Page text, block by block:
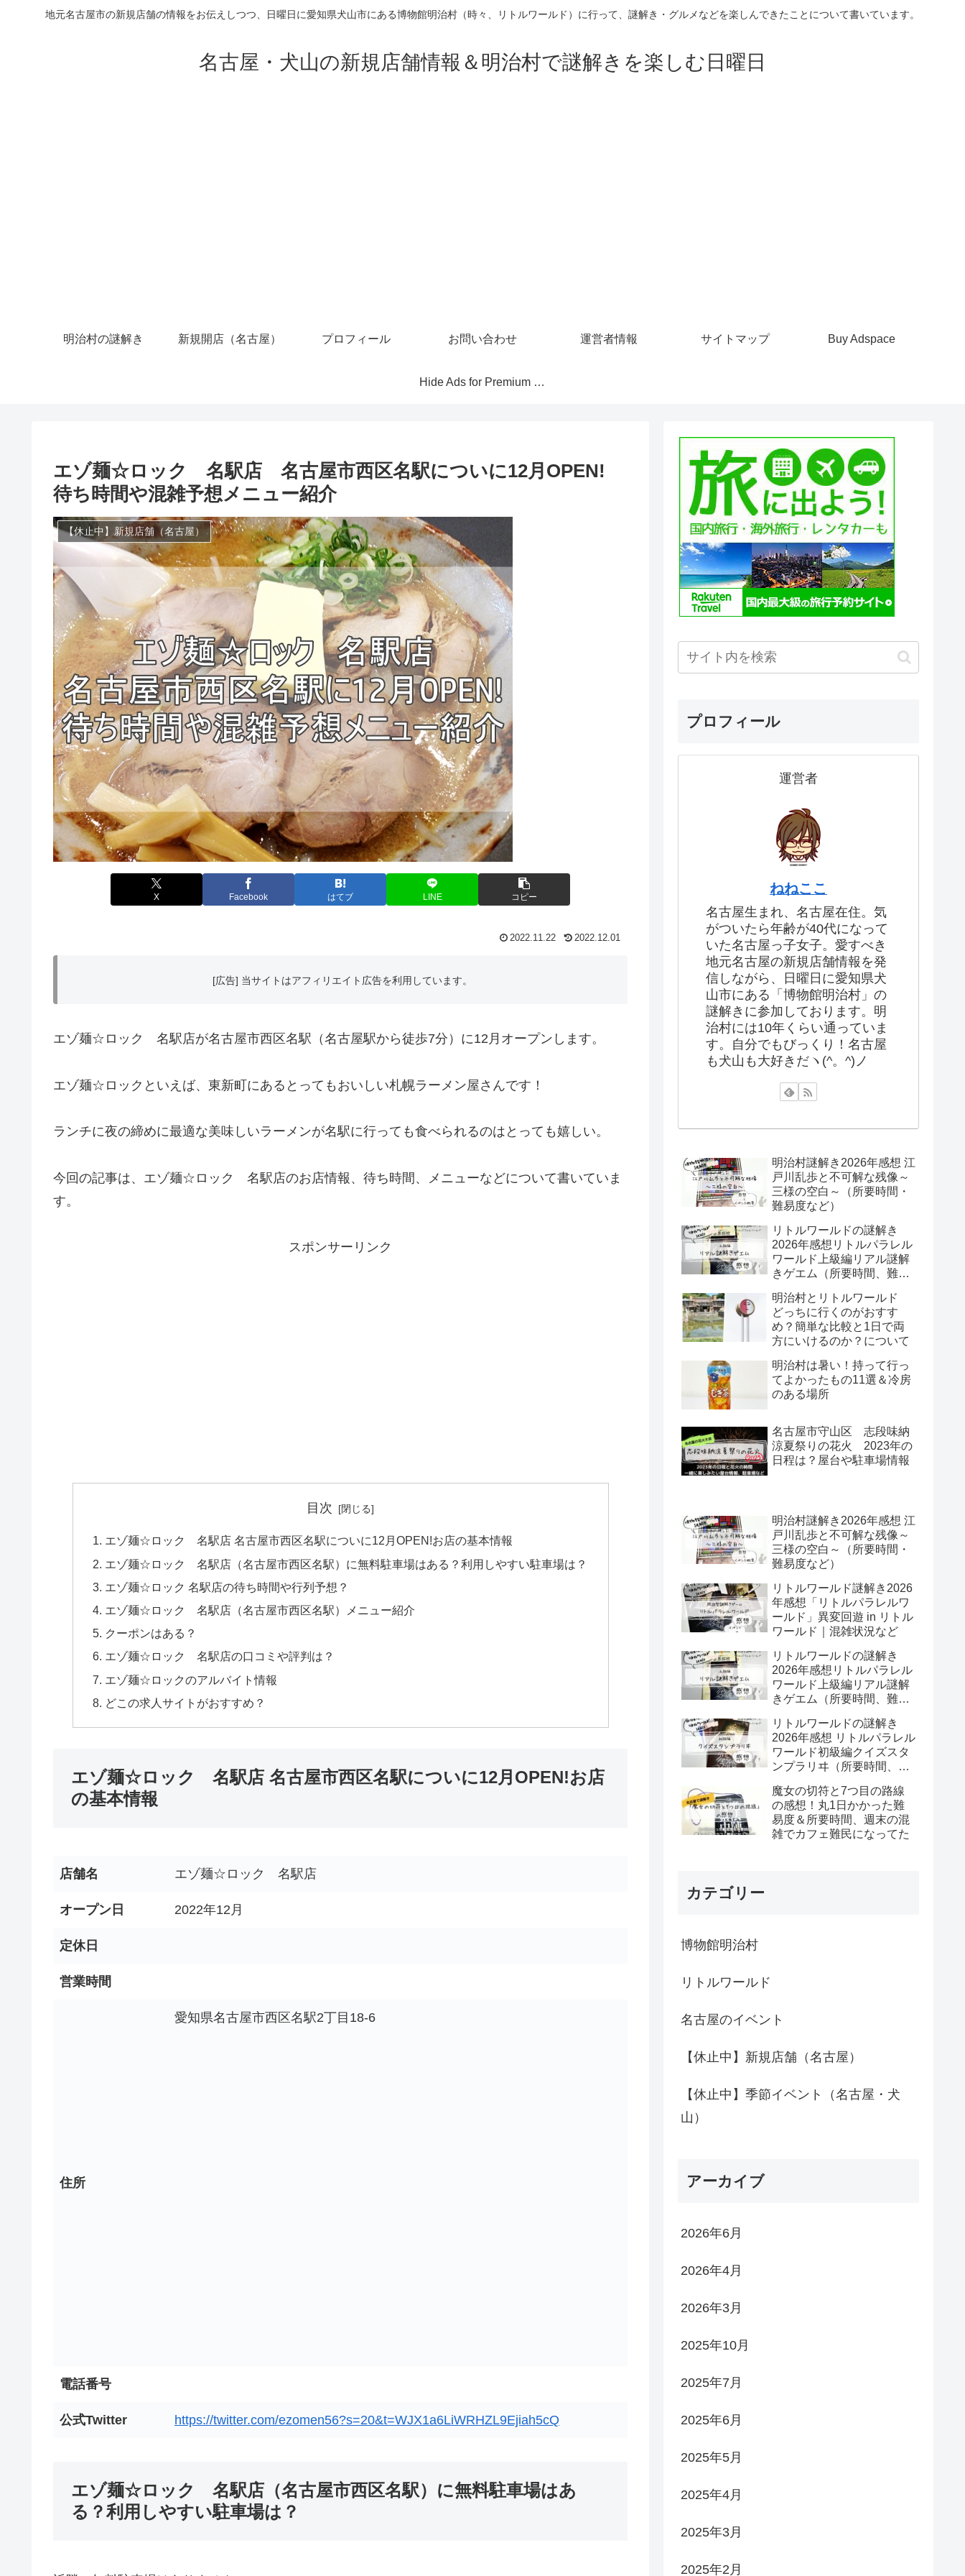
地元名古屋市の新規店舗の情報をお伝えしつつ、日曜日に愛知県犬山市にある博物館明治村（時々、リトルワールド）に行って、謎解き・グルメなどを楽しんできたことについて書いています。
名古屋・犬山の新規店舗情報＆明治村で謎解きを楽しむ日曜日
明治村の謎解き 新規開店（名古屋） プロフィール お問い合わせ 運営者情報 サイトマップ Buy Adspace
Hide Ads for Premium Members
エゾ麺☆ロック 名駅店 名古屋市西区名駅についに12月OPEN!
待ち時間や混雑予想メニュー紹介
【休止中】新規店舗（名古屋）
X Facebook はてブ LINE コピー
2022.11.22 2022.12.01
[広告] 当サイトはアフィリエイト広告を利用しています。
エゾ麺☆ロック 名駅店が名古屋市西区名駅（名古屋駅から徒歩7分）に12月オープンします。
エゾ麺☆ロックといえば、東新町にあるとってもおいしい札幌ラーメン屋さんです！
ランチに夜の締めに最適な美味しいラーメンが名駅に行っても食べられるのはとっても嬉しい。
今回の記事は、エゾ麺☆ロック 名駅店のお店情報、待ち時間、メニューなどについて書いていま
す。
スポンサーリンク
目次
エゾ麺☆ロック 名駅店 名古屋市西区名駅についに12月OPEN!お店の基本情報
エゾ麺☆ロック 名駅店（名古屋市西区名駅）に無料駐車場はある？利用しやすい駐車場は？
エゾ麺☆ロック 名駅店の待ち時間や行列予想？
エゾ麺☆ロック 名駅店（名古屋市西区名駅）メニュー紹介
クーポンはある？
エゾ麺☆ロック 名駅店の口コミや評判は？
エゾ麺☆ロックのアルバイト情報
どこの求人サイトがおすすめ？
エゾ麺☆ロック 名駅店 名古屋市西区名駅についに12月OPEN!お店
の基本情報
店舗名 エゾ麺☆ロック 名駅店
オープン日 2022年12月
定休日
営業時間
住所
愛知県名古屋市西区名駅2丁目18-6
電話番号
公式Twitter https://twitter.com/ezomen56?s=20&t=WJX1a6LiWRHZL9Ejiah5cQ
エゾ麺☆ロック 名駅店（名古屋市西区名駅）に無料駐車場はあ
る？利用しやすい駐車場は？
プロフィール
運営者
ねねここ
名古屋生まれ、名古屋在住。気
がついたら年齢が40代になって
いた名古屋っ子女子。愛すべき
地元名古屋の新規店舗情報を発
信しながら、日曜日に愛知県犬
山市にある「博物館明治村」の
謎解きに参加しております。明
治村には10年くらい通っていま
す。自分でもびっくり！名古屋
も犬山も大好きだヽ(^。^)ノ
明治村謎解き2026年感想 江
戸川乱歩と不可解な残像～
三様の空白～（所要時間・
難易度など）
リトルワールドの謎解き
2026年感想リトルパラレル
ワールド上級編リアル謎解
きゲエム（所要時間、難易
明治村とリトルワールド
どっちに行くのがおすす
め？簡単な比較と1日で両
方にいけるのか？について
明治村は暑い！持って行っ
てよかったもの11選＆冷房
のある場所
名古屋市守山区 志段味納
涼夏祭りの花火 2023年の
日程は？屋台や駐車場情報
明治村謎解き2026年感想 江
戸川乱歩と不可解な残像～
三様の空白～（所要時間・
難易度など）
リトルワールド謎解き2026
年感想「リトルパラレルワ
ールド」異変回遊 in リトル
ワールド｜混雑状況など
リトルワールドの謎解き
2026年感想リトルパラレル
ワールド上級編リアル謎解
きゲエム（所要時間、難易
リトルワールドの謎解き
2026年感想 リトルパラレル
ワールド初級編クイズスタ
ンプラリヰ（所要時間、難
魔女の切符と7つ目の路線
の感想！丸1日かかった難
易度＆所要時間、週末の混
雑でカフェ難民になってた
カテゴリー
博物館明治村
リトルワールド
名古屋のイベント
【休止中】新規店舗（名古屋）
【休止中】季節イベント（名古屋・犬
山）
アーカイブ
2026年6月
2026年4月
2026年3月
2025年10月
2025年7月
2025年6月
2025年5月
2025年4月
2025年3月
2025年2月